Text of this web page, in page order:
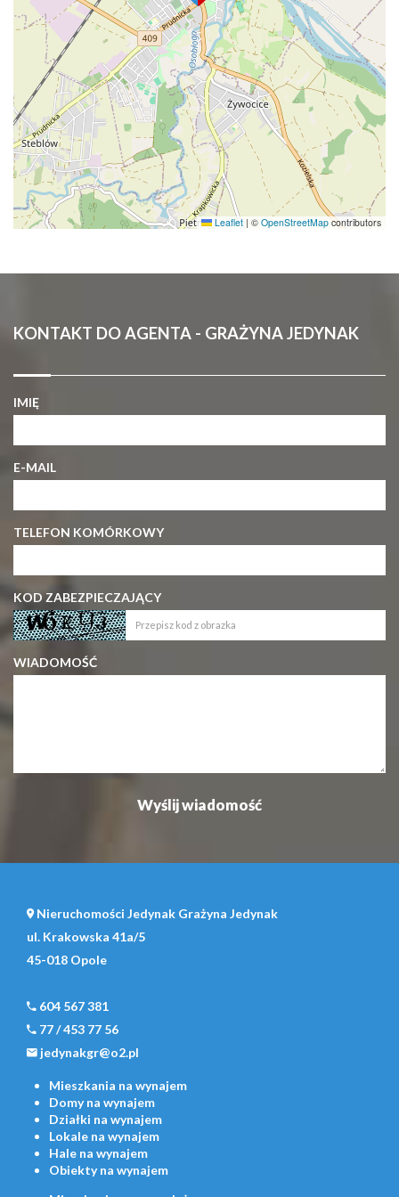
Leaflet | © OpenStreetMapcontributors
KONTAKT DO AGENTA - GRAŻYNA JEDYNAK
IMIĘ
E-MAIL
TELEFON KOMÓRKOWY
KOD ZABEZPIECZAJĄCY
WIADOMOŚĆ
Nieruchomości Jedynak Grażyna Jedynak
ul. Krakowska 41a/5
45-018 Opole
604 567 381
77 / 453 77 56
jedynakgr@o2.pl
Mieszkania na wynajem
Domyna wynajem
Działki na wynajem
Lokale na wynajem
Hale na wynajem
Obiektyna wynajem